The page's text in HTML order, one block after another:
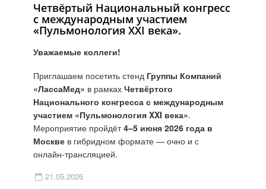
Четвёртый Национальный конгресс
с международным участием
«Пульмонология XXI века».
Уважаемые коллеги!
Приглашаем посетить стенд Группы Компаний
«ЛассаМед» в рамках Четвёртого
Национального конгресса с международным
участием «Пульмонология XXI века».
Мероприятие пройдёт4–5 июня 2026 года в
Москве в гибридном формате — очно и с
онлайн‑трансляцией.
21.05.2026